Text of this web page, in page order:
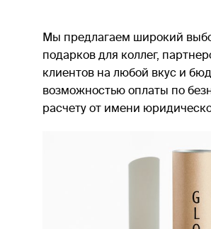
Мы предлагаем широкий
подарков для коллег,
клиентов на любой вкус и
возможностью оплаты по
расчету от имени